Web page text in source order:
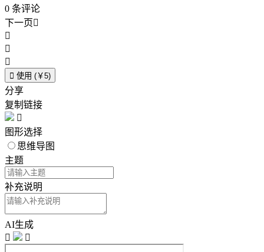
0 条评论
下一页



 使用 (￥5)
分享
复制链接

图形选择
思维导图
主题
补充说明
AI生成

